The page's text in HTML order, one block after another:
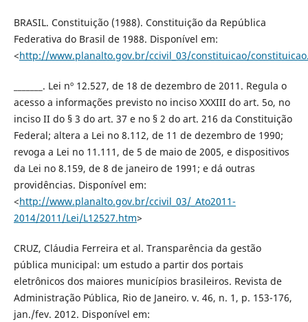
BRASIL. Constituição (1988). Constituição da República
Federativa do Brasil de 1988. Disponível em:
<http://www.planalto.gov.br/ccivil_03/constituicao/
_______. Lei nº 12.527, de 18 de dezembro de 2011. Regula o
acesso a informações previsto no inciso XXXIII do art. 5o, no
inciso II do § 3 do art. 37 e no § 2 do art. 216 da Constituição
Federal; altera a Lei no 8.112, de 11 de dezembro de 1990;
revoga a Lei no 11.111, de 5 de maio de 2005, e dispositivos
da Lei no 8.159, de 8 de janeiro de 1991; e dá outras
providências. Disponível em:
<http://www.planalto.gov.br/ccivil_03/_Ato2011-
2014/2011/Lei/L12527.htm>
CRUZ, Cláudia Ferreira et al. Transparência da gestão
pública municipal: um estudo a partir dos portais
eletrônicos dos maiores municípios brasileiros. Revista de
Administração Pública, Rio de Janeiro. v. 46, n. 1, p. 153-176,
jan./fev. 2012. Disponível em: